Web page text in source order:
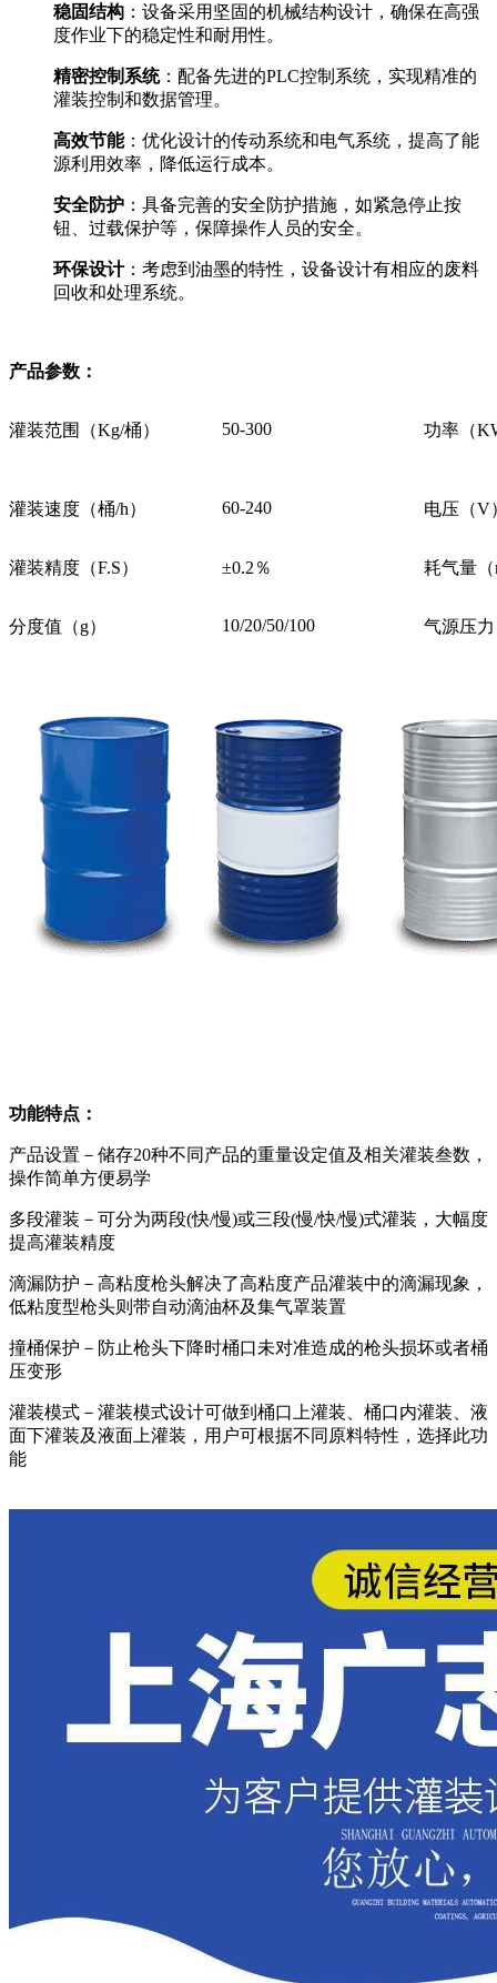
稳固结构 ：设备采用坚固的机械结构设计，确保在高强
度作业下的稳定性和耐用性。
精密控制系统：配备先进的PLC控制系统，实现精准的
灌装控制和数据管理。
高效节能：优化设计的传动系统和电气系统，提高了能
源利用效率，降低运行成本。
安全防护 ：具备完善的安全防护措施，如紧急停止按
钮、过载保护等，保障操作人员的安全。
环保设计：考虑到油墨的特性，设备设计有相应的废料
回收和处理系统。
产品参数：
灌装范围（Kg/桶） 50-300 功率
灌装速度（桶/h） 60-240 电压
灌装精度（F.S） ±0.2％ 耗气
分度值（g） 10/20/50/100 气源
功能特点：
产品设置－储存20种不同产品的重量设定值及相关灌装叁数，
操作简单方便易学
多段灌装－可分为两段(快/慢)或三段(慢/快/慢)式灌装，大幅度
提高灌装精度
滴漏防护－高粘度枪头解决了高粘度产品灌装中的滴漏现象，
低粘度型枪头则带自动滴油杯及集气罩装置
撞桶保护－防止枪头下降时桶口未对准造成的枪头损坏或者桶
压变形
灌装模式－灌装模式设计可做到桶口上灌装、桶口内灌装、液
面下灌装及液面上灌装，用户可根据不同原料特性，选择此功
能